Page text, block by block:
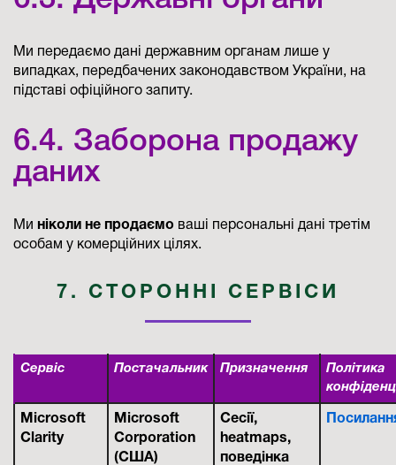
Ми передаємо дані державним органам лише у
випадках, передбачених законодавством України, на
підставі офіційного запиту.
6.4. Заборона продажу
даних
Ми ніколи не продаємо ваші персональні дані третім
особам у комерційних цілях.
7. СТОРОННІ СЕРВІСИ
Сервіс Постачальник Призначення
Політика
Microsoft
Clarity
Microsoft
Corporation
(США)
Сесії,
heatmaps,
поведінка